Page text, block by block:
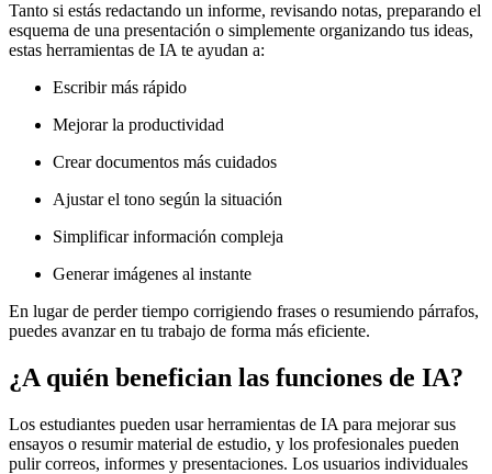
Tanto si estás redactando un informe, revisando notas, preparando el
esquema de una presentación o simplemente organizando tus ideas,
estas herramientas de IA te ayudan a:
Escribir más rápido
Mejorar la productividad
Crear documentos más cuidados
Ajustar el tono según la situación
Simplificar información compleja
Generar imágenes al instante
En lugar de perder tiempo corrigiendo frases o resumiendo párrafos,
puedes avanzar en tu trabajo de forma más eficiente.
¿A quién benefician las funciones de IA?
Los estudiantes pueden usar herramientas de IA para mejorar sus
ensayos o resumir material de estudio, y los profesionales pueden
pulir correos, informes y presentaciones. Los usuarios individuales